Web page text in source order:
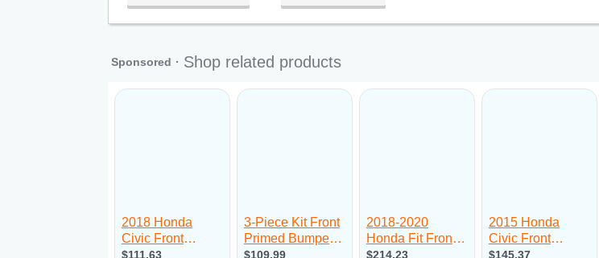
Qua:
09:00 - 18:00
Qui:
09:00 - 18:00
Dom:
Fechado